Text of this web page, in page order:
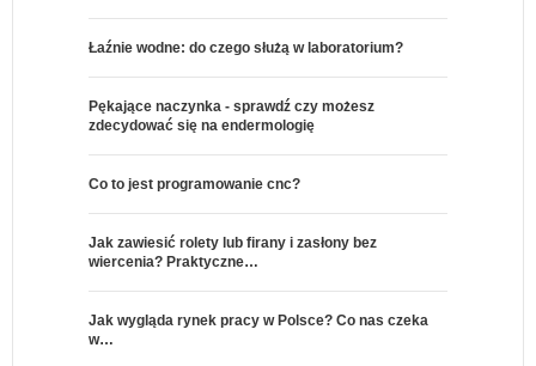
Łaźnie wodne: do czego służą w laboratorium?
Pękające naczynka - sprawdź czy możesz
zdecydować się na endermologię
Co to jest programowanie cnc?
Jak zawiesić rolety lub firany i zasłony bez
wiercenia? Praktyczne…
Jak wygląda rynek pracy w Polsce? Co nas czeka
w…